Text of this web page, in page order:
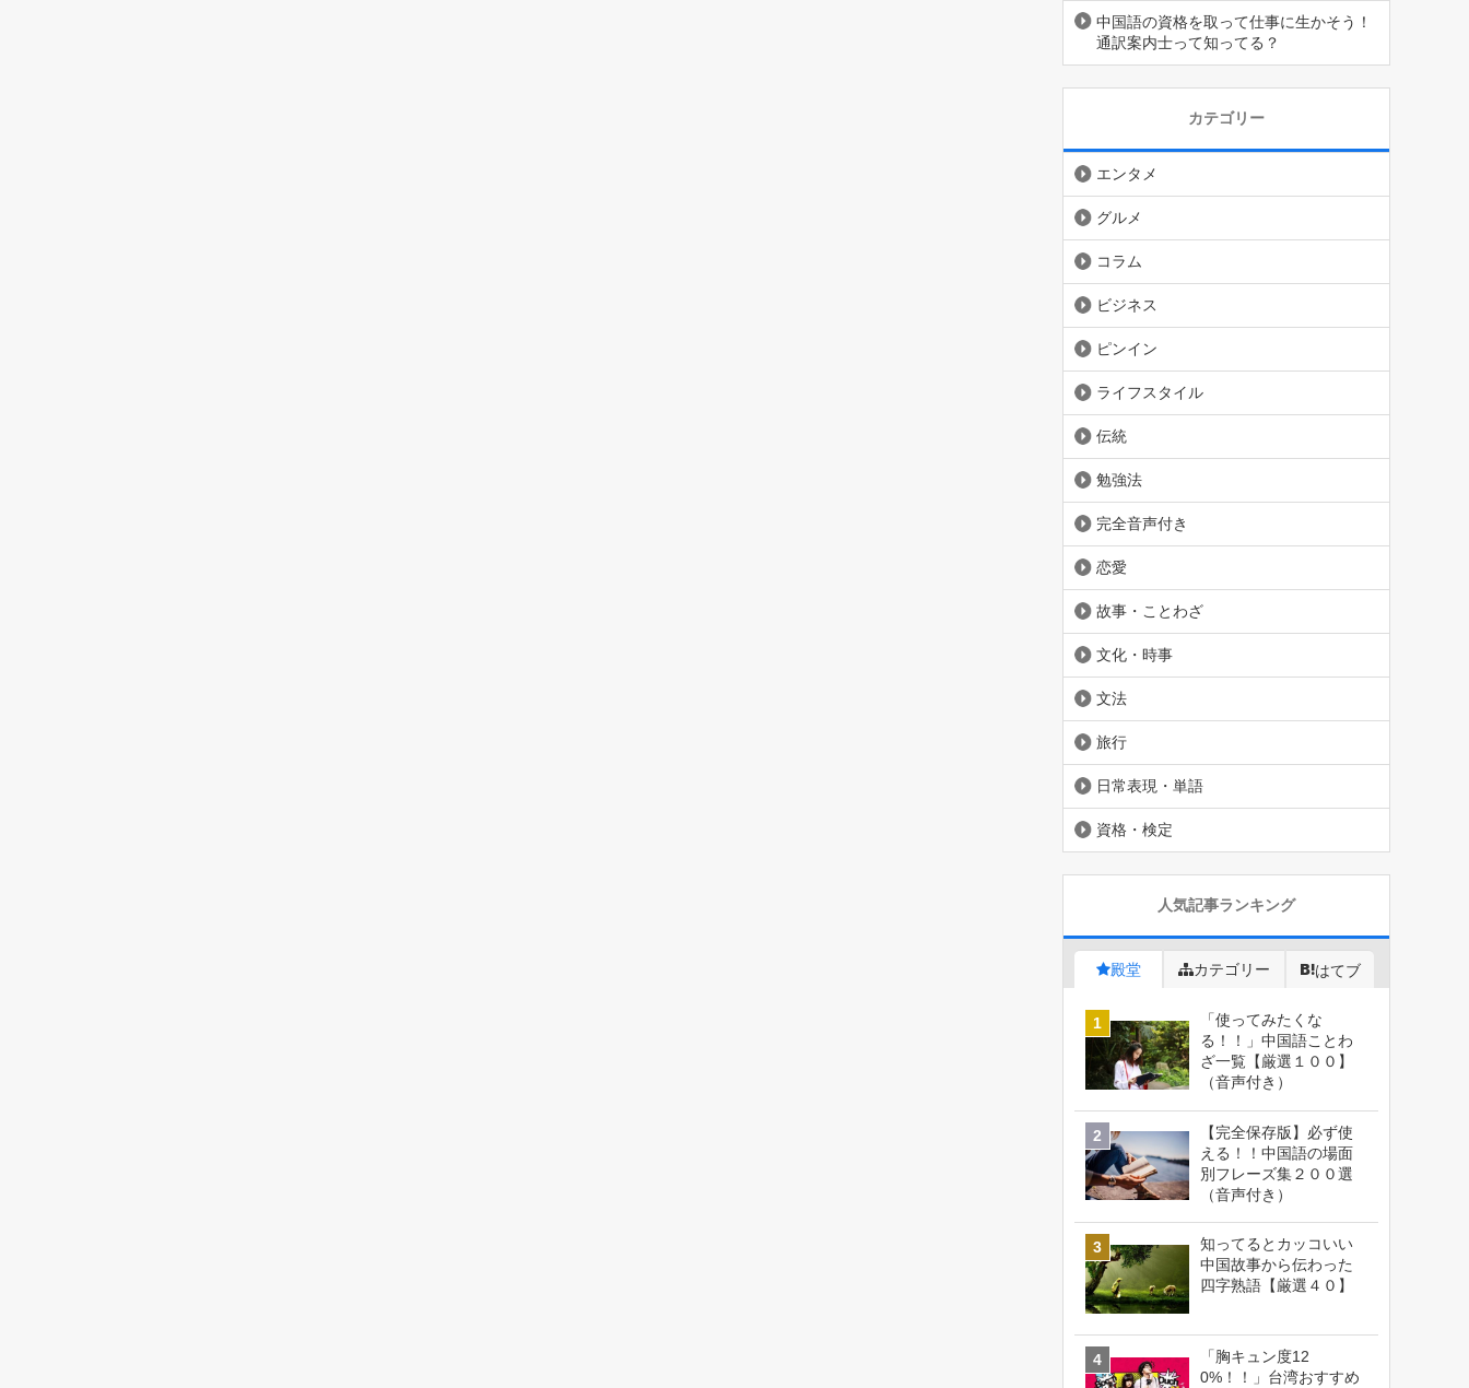
中国語の資格を取って仕事に生かそう！
通訳案内士って知ってる？
カテゴリー
エンタメ
グルメ
コラム
ビジネス
ピンイン
ライフスタイル
伝統
勉強法
完全音声付き
恋愛
故事・ことわざ
文化・時事
文法
旅行
日常表現・単語
資格・検定
人気記事ランキング
殿堂 カテゴリー はてブ
「使ってみたくな
る！！」中国語ことわ
ざ一覧【厳選１００】
（音声付き）
【完全保存版】必ず使
える！！中国語の場面
別フレーズ集２００選
（音声付き）
知ってるとカッコいい
中国故事から伝わった
四字熟語【厳選４０】
「胸キュン度12
0%！！」台湾おすすめ